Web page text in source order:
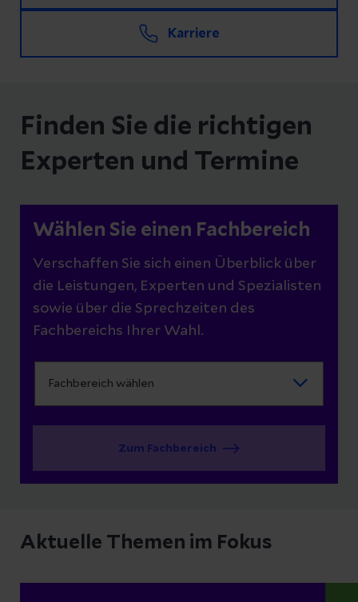
Karriere
Finden Sie die richtigen
Experten und Termine
Wählen Sie einen Fachbereich
Verschaffen Sie sich einen Überblick über
die Leistungen, Experten und Spezialisten
sowie über die Sprechzeiten des
Fachbereichs Ihrer Wahl.
Zum Fachbereich
Aktuelle Themen im Fokus